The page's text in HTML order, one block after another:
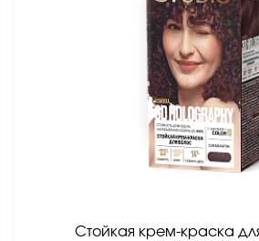
Стойкая крем-краска